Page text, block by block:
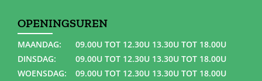
OPENINGSUREN
MAANDAG:
09.00U TOT 12.30U 13.30U TOT 18.00U
DINSDAG:
09.00U TOT 12.30U 13.30U TOT 18.00U
WOENSDAG:
09.00U TOT 12.30U 13.30U TOT 18.00U